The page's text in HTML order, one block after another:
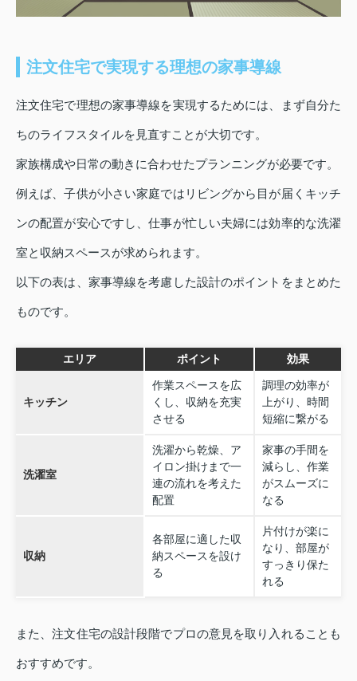
注文住宅で実現する理想の家事導線
注文住宅で理想の家事導線を実現するためには、まず自分た
ちのライフスタイルを見直すことが大切です。
家族構成や日常の動きに合わせたプランニングが必要です。
例えば、子供が小さい家庭ではリビングから目が届くキッチ
ンの配置が安心ですし、仕事が忙しい夫婦には効率的な洗濯
室と収納スペースが求められます。
以下の表は、家事導線を考慮した設計のポイントをまとめた
ものです。
エリア ポイント 効果
キッチン
作業スペースを広
くし、収納を充実
させる
調理の効率が
上がり、時間
短縮に繋がる
洗濯室
洗濯から乾燥、ア
イロン掛けまで一
連の流れを考えた
配置
家事の手間を
減らし、作業
がスムーズに
なる
収納
各部屋に適した収
納スペースを設け
る
片付けが楽に
なり、部屋が
すっきり保た
れる
また、注文住宅の設計段階でプロの意見を取り入れることも
おすすめです。